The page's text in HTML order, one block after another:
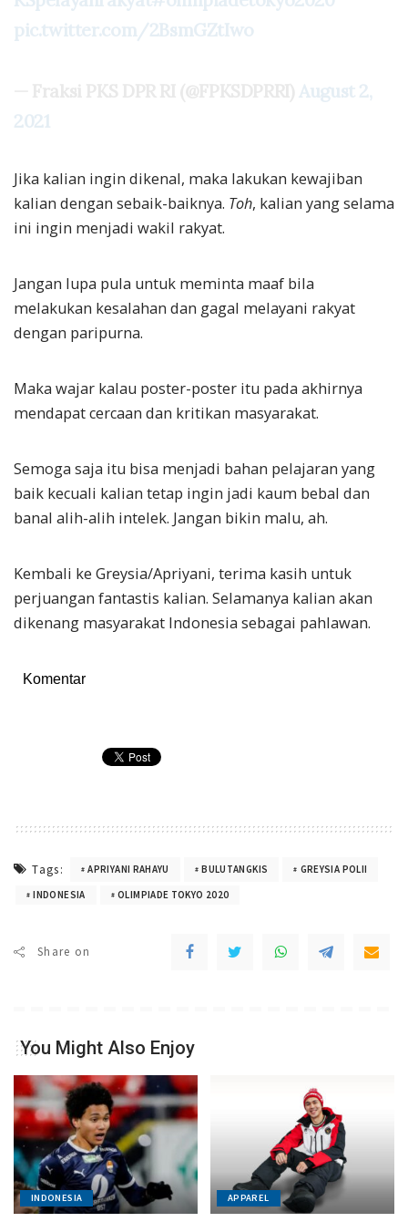
pic.twitter.com/2BsmGZtIwo
— Fraksi PKS DPR RI (@FPKSDPRRI)August 2,
2021
Jika kalian ingin dikenal, maka lakukan kewajiban
kalian dengan sebaik-baiknya. Toh, kalian yang selama
ini ingin menjadi wakil rakyat.
Jangan lupa pula untuk meminta maaf bila
melakukan kesalahan dan gagal melayani rakyat
dengan paripurna.
Maka wajar kalau poster-poster itu pada akhirnya
mendapat cercaan dan kritikan masyarakat.
Semoga saja itu bisa menjadi bahan pelajaran yang
baik kecuali kalian tetap ingin jadi kaum bebal dan
banal alih-alih intelek. Jangan bikin malu, ah.
Kembali ke Greysia/Apriyani, terima kasih untuk
perjuangan fantastis kalian. Selamanya kalian akan
dikenang masyarakat Indonesia sebagai pahlawan.
Komentar
Tags: APRIYANI RAHAYU BULUTANGKIS
GREYSIA POLII
INDONESIA
OLIMPIADE TOKYO 2020
Share on
You Might Also Enjoy
INDONESIA APPAREL